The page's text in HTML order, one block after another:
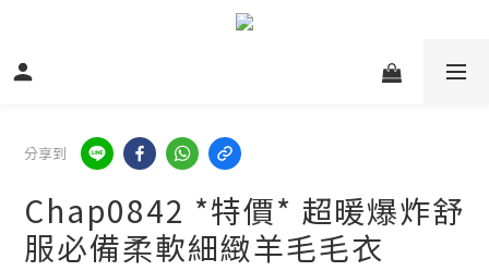
分享到
Chap0842 *特價* 超暖爆炸舒
服必備柔軟細緻羊毛毛衣